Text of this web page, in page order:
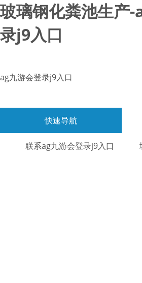
玻璃钢化粪池生产-
录j9入口
ag九游会登录j9入口
快速导航
联系ag九游会登录j9入口